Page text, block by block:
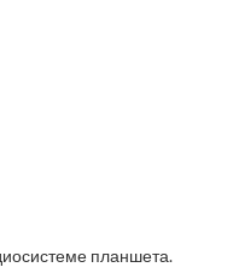
планшета.